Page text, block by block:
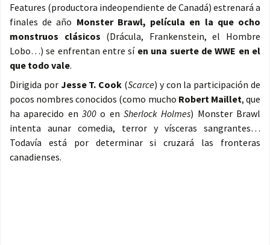
Features (productora indeopendiente de Canadá) estrenará a
finales de año Monster Brawl, película en la que ocho
monstruos clásicos (Drácula, Frankenstein, el Hombre
Lobo…) se enfrentan entre sí en una suerte de WWE en el
que todo vale.
Dirigida porJesse T. Cook (Scarce) y con la participación de
pocos nombres conocidos (como mucho Robert Maillet, que
ha aparecido en 300o enSherlock Holmes) Monster Brawl
intenta aunar comedia, terror y vísceras sangrantes…
Todavía está por determinar si cruzará las fronteras
canadienses.